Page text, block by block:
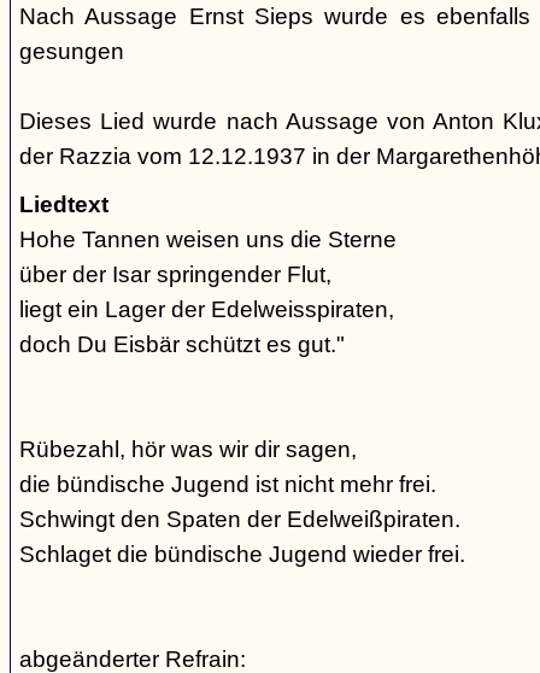
Nach Aussage Ernst Sieps wurde es
gesungen
Dieses Lied wurde nach Aussage von Anton
der Razzia vom 12.12.1937 in der
Liedtext
Hohe Tannen weisen uns die Sterne
über der Isar springender Flut,
liegt ein Lager der Edelweisspiraten,
doch Du Eisbär schützt es gut."
Rübezahl, hör was wir dir sagen,
die bündische Jugend ist nicht mehr frei.
Schwingt den Spaten der Edelweißpiraten.
Schlaget die bündische Jugend wieder frei.
abgeänderter Refrain: